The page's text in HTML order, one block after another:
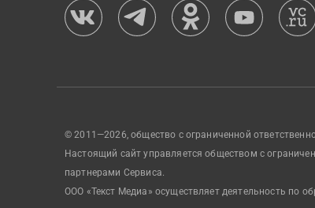
© 2011—2026, общество с ограниченной
Настоящий сайт управляется обществом с
партнерами Сервиса.
ООО «Текст Медиа» осуществляет деятельность по